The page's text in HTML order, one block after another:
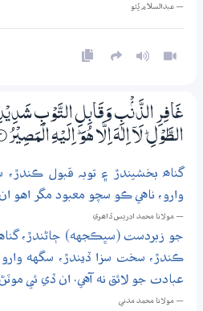
— عبدالسلام ڀُٽو
غَافِرِ الذَّنْۢبِ وَقَابِلِ التَّوْبِ
الطَّوْلِ ۭ لَآ اِلٰهَ اِلَّا هُوَ ۭ اِلَيْهِ الْمَصِيْرُ
گناھ بخشيندڙ ۽ توبہ قبول
وارو، ناهي ڪو سچو معبود مگر اهو
— مولانا محمد ادريس ڏاھري
جو زبردست (سڀڪجهه) ڄاڻندڙ،
ڪندڙ، سخت سزا ڏيندڙ، سگهه وارو
عبادت جو لائق نه آهي. ان ڏي ئي
— مولانا محمد مدني